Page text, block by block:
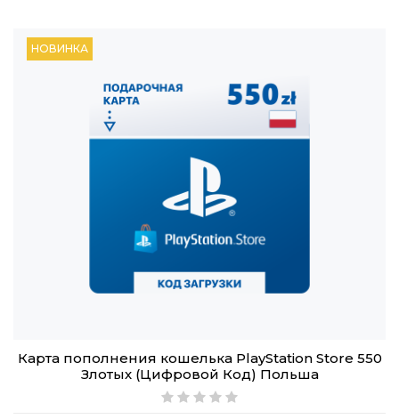
НОВИНКА
Карта пополнения кошелька PlayStation Store 550
Злотых (Цифровой Код) Польша